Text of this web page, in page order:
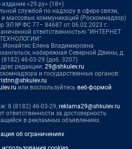
издание «29.ру» (18+)
службой по надзору в сфере связи,
массовых коммуникаций (Роскомнадзор)
ЭЛ № ФС 77– 84687 от 06.02.2023 г.
ответственностью "ИНТЕРНЕТ
ТЕХНОЛОГИИ"
Ионайтис Елена Владимировна
набережная Северной Двины, д.
(8182) 46-03-29 (доб. 3207)
редакции: 29@shkulev.ru
и государственных органов:
или воспользуйтесь веб-формой
8 (8182) 46-03-29, reklama29@shkulev.ru
ответственности за достоверность
в рекламных объявлениях.
об ограничениях